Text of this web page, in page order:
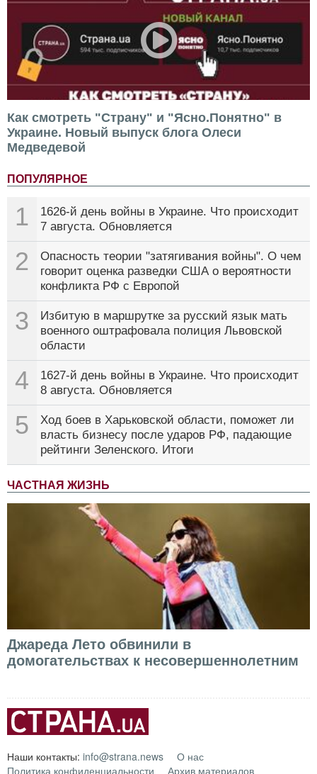
Как смотреть "Страну" и "Ясно.Понятно" в
Украине. Новый выпуск блога Олеси
Медведевой
ПОПУЛЯРНОЕ
1
1626-й день войны в Украине. Что происходит
7 августа. Обновляется
2
Опасность теории "затягивания войны". О чем
говорит оценка разведки США о вероятности
конфликта РФ с Европой
3
Избитую в маршрутке за русский язык мать
военного оштрафовала полиция Львовской
области
4
1627-й день войны в Украине. Что происходит
8 августа. Обновляется
5
Ход боев в Харьковской области, поможет ли
власть бизнесу после ударов РФ, падающие
рейтинги Зеленского. Итоги
ЧАСТНАЯ ЖИЗНЬ
Джареда Лето обвинили в
домогательствах к несовершеннолетним
Наши контакты: info@strana.news
О нас
Политика конфиденциальности
Архив материалов